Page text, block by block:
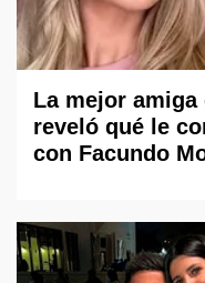
La mejor amiga
reveló qué le
con Facundo